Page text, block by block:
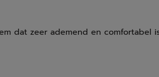
dat zeer ademend en